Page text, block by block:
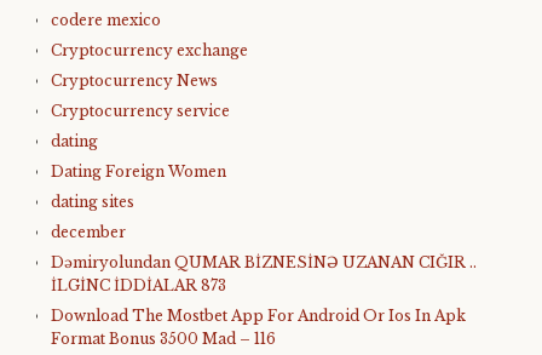
codere mexico
Cryptocurrency exchange
Cryptocurrency News
Cryptocurrency service
dating
Dating Foreign Women
dating sites
december
Dəmiryolundan QUMAR BİZNESİNƏ UZANAN CIĞIR ..
İLGİNC İDDİALAR 873
Download The Mostbet App For Android Or Ios In Apk
Format Bonus 3500 Mad – 116